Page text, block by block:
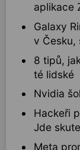
aplikace
Galaxy
v Česku,
8 tipů,
té lidské
Nvidia
Hackeři
Jde
Meta